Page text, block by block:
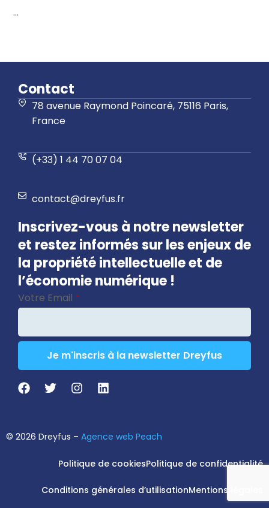
...
Contact
78 avenue Raymond Poincaré, 75116 Paris,
France
(+33) 1 44 70 07 04
contact@dreyfus.fr
Inscrivez-vous à notre newsletter
et restez informés sur les enjeux de
la propriété intellectuelle et de
l’économie numérique !
Votre Email *
Je m'inscris à la newsletter Dreyfus
Email *
© 2026 Dreyfus – Agence web Peach
Politique de cookiesPolitique de confidentialité
Conditions générales d’utilisationMentions légales